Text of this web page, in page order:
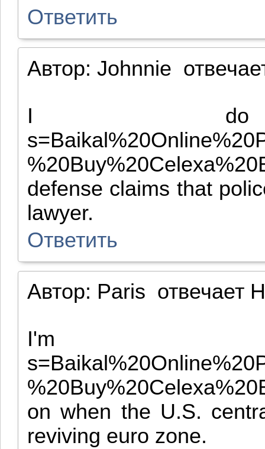
Ответить
Автор: Johnnie
I do
defense claims that
lawyer.
Ответить
Автор: Paris отвечает
I'm in
on when the U.S.
reviving euro zone.